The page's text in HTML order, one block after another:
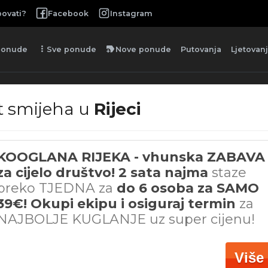
Facebook Instagram
more_vert Sve ponude new_label Nove ponude Putovanja
smijeha u Rijeci
RIJEKA - vhunska ZABAVA
cijelo društvo! 2 sata najma staze
TJEDNA za do 6 osoba za SAMO
Okupi ekipu i osiguraj termin za
KUGLANJE uz super cijenu!
Više